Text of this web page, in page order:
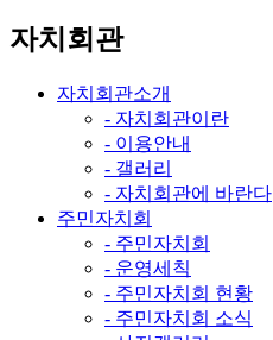
자치회관
자치회관소개
- 자치회관이란
- 이용안내
- 갤러리
- 자치회관에 바란다
주민자치회
- 주민자치회
- 운영세칙
- 주민자치회 현황
- 주민자치회 소식